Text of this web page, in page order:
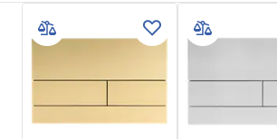
Boja
Bijela
Završetak
Sjajni
Širina
360mm
Montažne upute
Montažne upute